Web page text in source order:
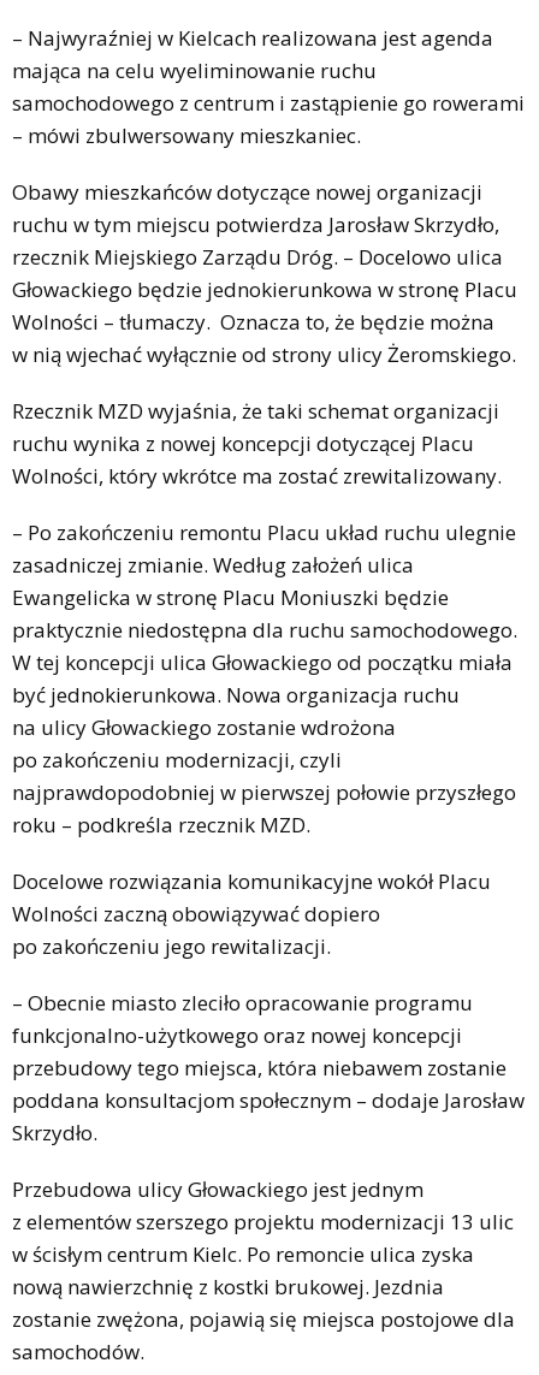
– Najwyraźniej w Kielcach realizowana jest agenda
mająca na celu wyeliminowanie ruchu
samochodowego z centrum i zastąpienie go rowerami
– mówi zbulwersowany mieszkaniec.
Obawy mieszkańców dotyczące nowej organizacji
ruchu w tym miejscu potwierdza Jarosław Skrzydło,
rzecznik Miejskiego Zarządu Dróg. – Docelowo ulica
Głowackiego będzie jednokierunkowa w stronę Placu
Wolności – tłumaczy. Oznacza to, że będzie można
w nią wjechać wyłącznie od strony ulicy Żeromskiego.
Rzecznik MZD wyjaśnia, że taki schemat organizacji
ruchu wynika z nowej koncepcji dotyczącej Placu
Wolności, który wkrótce ma zostać zrewitalizowany.
– Po zakończeniu remontu Placu układ ruchu ulegnie
zasadniczej zmianie. Według założeń ulica
Ewangelicka w stronę Placu Moniuszki będzie
praktycznie niedostępna dla ruchu samochodowego.
W tej koncepcji ulica Głowackiego od początku miała
być jednokierunkowa. Nowa organizacja ruchu
na ulicy Głowackiego zostanie wdrożona
po zakończeniu modernizacji, czyli
najprawdopodobniej w pierwszej połowie przyszłego
roku – podkreśla rzecznik MZD.
Docelowe rozwiązania komunikacyjne wokół Placu
Wolności zaczną obowiązywać dopiero
po zakończeniu jego rewitalizacji.
– Obecnie miasto zleciło opracowanie programu
funkcjonalno-użytkowego oraz nowej koncepcji
przebudowy tego miejsca, która niebawem zostanie
poddana konsultacjom społecznym – dodaje Jarosław
Skrzydło.
Przebudowa ulicy Głowackiego jest jednym
z elementów szerszego projektu modernizacji 13 ulic
w ścisłym centrum Kielc. Po remoncie ulica zyska
nową nawierzchnię z kostki brukowej. Jezdnia
zostanie zwężona, pojawią się miejsca postojowe dla
samochodów.